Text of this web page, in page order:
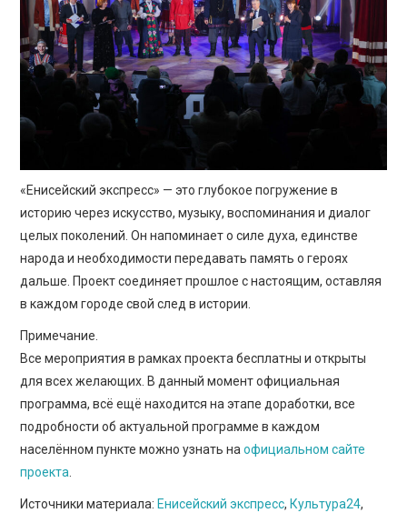
«Енисейский экспресс» — это глубокое погружение в
историю через искусство, музыку, воспоминания и диалог
целых поколений. Он напоминает о силе духа, единстве
народа и необходимости передавать память о героях
дальше. Проект соединяет прошлое с настоящим, оставляя
в каждом городе свой след в истории.
Примечание.
Все мероприятия в рамках проекта бесплатны и открыты
для всех желающих. В данный момент официальная
программа, всё ещё находится на этапе доработки, все
подробности об актуальной программе в каждом
населённом пункте можно узнать наофициальном сайте
проекта
Источники материала: Енисейский экспресс, Культура24,